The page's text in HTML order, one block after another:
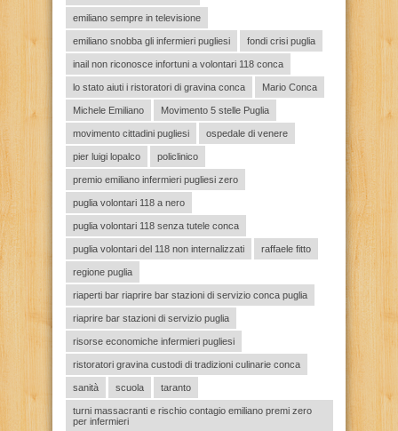
emiliano sempre in televisione
emiliano snobba gli infermieri pugliesi fondi crisi puglia
inail non riconosce infortuni a volontari 118 conca
lo stato aiuti i ristoratori di gravina conca Mario Conca
Michele Emiliano Movimento 5 stelle Puglia
movimento cittadini pugliesi ospedale di venere
pier luigi lopalco policlinico
premio emiliano infermieri pugliesi zero
puglia volontari 118 a nero
puglia volontari 118 senza tutele conca
puglia volontari del 118 non internalizzati raffaele fitto
regione puglia
riaperti bar riaprire bar stazioni di servizio conca puglia
riaprire bar stazioni di servizio puglia
risorse economiche infermieri pugliesi
ristoratori gravina custodi di tradizioni culinarie conca
sanità scuola taranto
turni massacranti e rischio contagio emiliano premi zero
per infermieri